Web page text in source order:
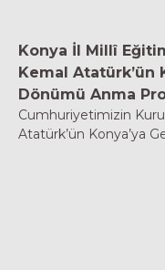
Konya İl Millî
Kemal Atatürk’ün
Dönümü Anma
Cumhuriyetimizin
Atatürk’ün Konya’ya